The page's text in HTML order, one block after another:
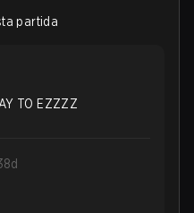
partida
TO EZZZZ